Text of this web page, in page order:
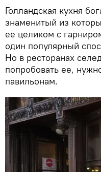
Голландская кухня
знаменитый из
ее целиком с
один популярный
Но в ресторанах
попробовать ее,
павильонам.